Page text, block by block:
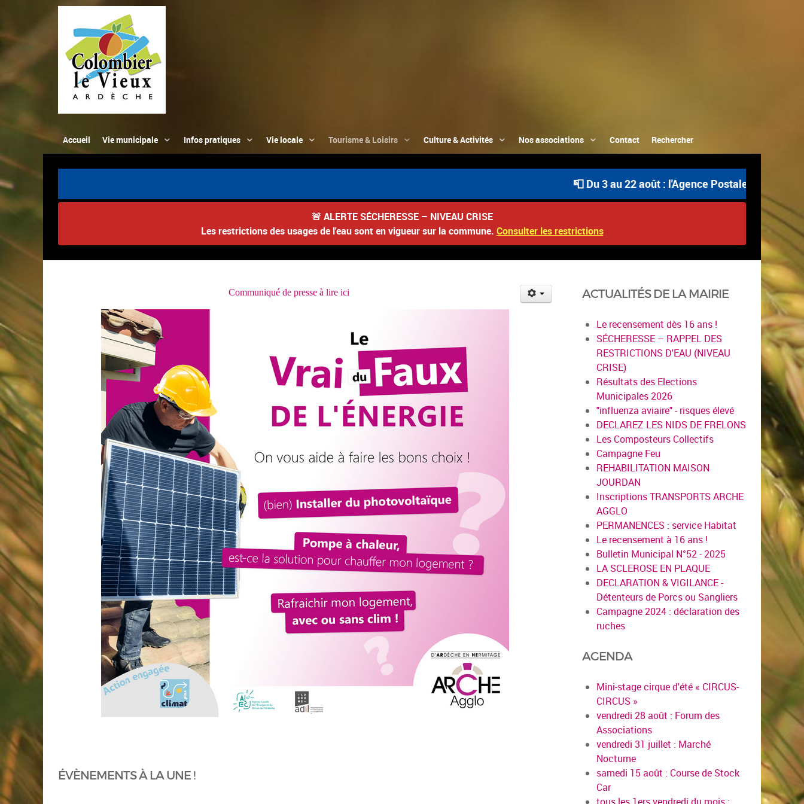
Accueil Vie municipale Infos pratiques Vie locale Tourisme & Loisirs Culture & Activités Nos associations Contact Rechercher
📮 Du 3 au 22 août : l'Agence Postale Communale
🚨 ALERTE SÉCHERESSE – NIVEAU CRISE
Les restrictions des usages de l'eau sont en vigueur sur la commune. Consulter les restrictions
Communiqué de presse à lire ici
ÉVÈNEMENTS À LA UNE !
ACTUALITÉS DE LA MAIRIE
Le recensement dès 16 ans !
SÉCHERESSE – RAPPEL DES
RESTRICTIONS D'EAU (NIVEAU
CRISE)
Résultats des Elections
Municipales 2026
"influenza aviaire" - risques élevé
DECLAREZ LES NIDS DE FRELONS
Les Composteurs Collectifs
Campagne Feu
REHABILITATION MAISON
JOURDAN
Inscriptions TRANSPORTS ARCHE
AGGLO
PERMANENCES : service Habitat
Le recensement à 16 ans !
Bulletin Municipal N°52 - 2025
LA SCLEROSE EN PLAQUE
DECLARATION & VIGILANCE -
Détenteurs de Porcs ou Sangliers
Campagne 2024 : déclaration des
ruches
AGENDA
Mini-stage cirque d'été « CIRCUS-
CIRCUS »
vendredi 28 août : Forum des
Associations
vendredi 31 juillet : Marché
Nocturne
samedi 15 août : Course de Stock
Car